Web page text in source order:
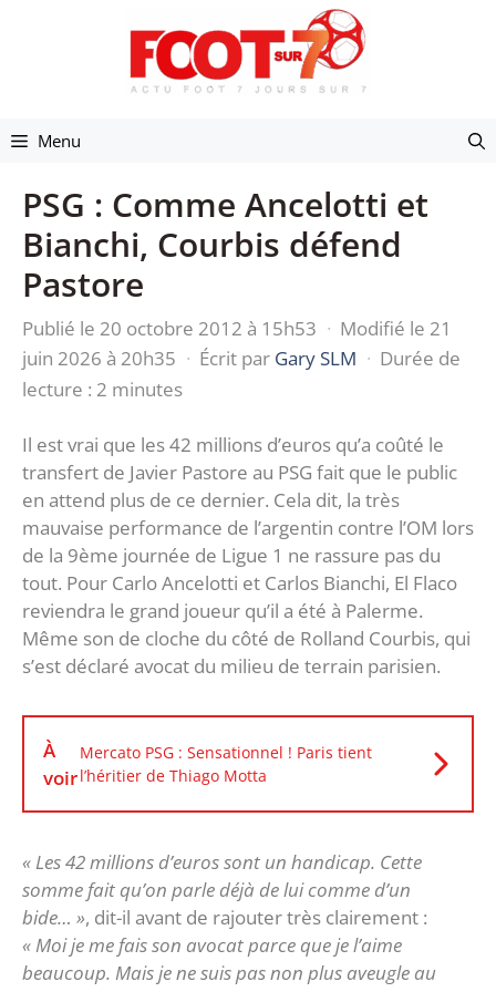
Menu
PSG : Comme Ancelotti et
Bianchi, Courbis défend
Pastore
Publié le 20 octobre 2012 à 15h53 · Modifié le 21
juin 2026 à 20h35 · Écrit par Gary SLM · Durée de
lecture : 2 minutes
Il est vrai que les 42 millions d’euros qu’a coûté le
transfert de Javier Pastore au PSG fait que le public
en attend plus de ce dernier. Cela dit, la très
mauvaise performance de l’argentin contre l’OM lors
de la 9ème journée de Ligue 1 ne rassure pas du
tout. Pour Carlo Ancelotti et Carlos Bianchi, El Flaco
reviendra le grand joueur qu’il a été à Palerme.
Même son de cloche du côté de Rolland Courbis, qui
s’est déclaré avocat du milieu de terrain parisien.
À
voir
Mercato PSG : Sensationnel ! Paris tient
l’héritier de Thiago Motta
« Les 42 millions d’euros sont un handicap. Cette
somme fait qu’on parle déjà de lui comme d’un
bide… », dit-il avant de rajouter très clairement :
« Moi je me fais son avocat parce que je l’aime
beaucoup. Mais je ne suis pas non plus aveugle au